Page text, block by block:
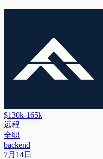
$130k-165k
远程
全职
backend
7月14日